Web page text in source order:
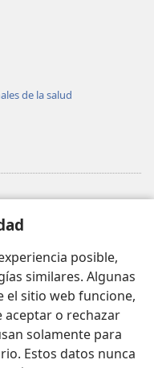
posible,
similares. Algunas
el sitio web funcione,
aceptar o rechazar
solamente para
Estos datos nunca
de la salud